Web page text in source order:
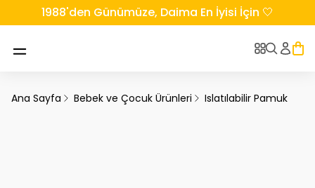
1988'den Günümüze, Daima En İyisi İçin 🤍
Ana Sayfa Bebek ve Çocuk Ürünleri Islatılabilir Pamuk